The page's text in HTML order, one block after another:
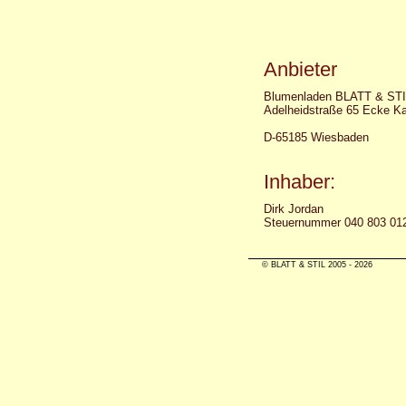
Anbieter
Blumenladen BLATT &
Adelheidstraße 65 Ecke
D-65185 Wiesbaden
Inhaber:
Dirk Jordan
Steuernummer 040 803
© BLATT & STIL 2005 - 2026